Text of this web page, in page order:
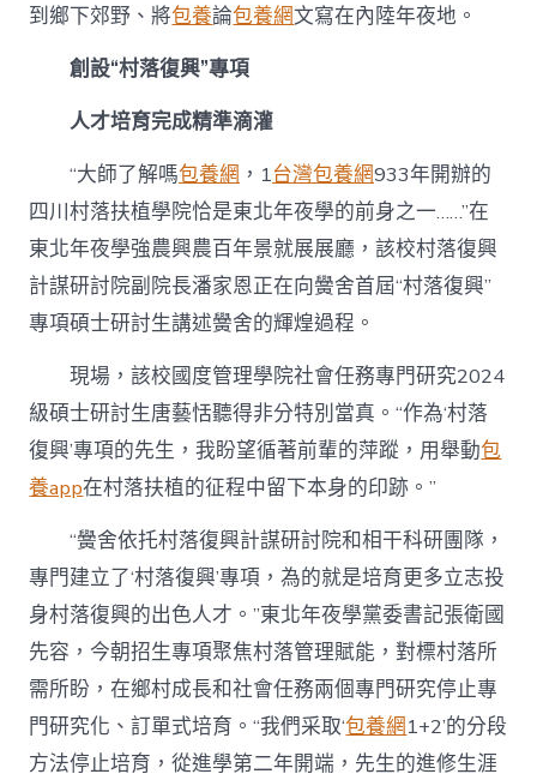
到鄉下郊野、將包養論包養網文寫在內陸年夜地。
創設“村落復興”專項
人才培育完成精準滴灌
“大師了解嗎包養網 ，1台灣包養網933年開辦的
四川村落扶植學院恰是東北年夜學的前身之一……”在
東北年夜學強農興農百年景就展展廳，該校村落復興
計謀研討院副院長潘家恩正在向黌舍首屆“村落復興”
專項碩士研討生講述黌舍的輝煌過程。
現場，該校國度管理學院社會任務專門研究2024
級碩士研討生唐藝恬聽得非分特別當真。“作為‘村落
復興’專項的先生，我盼望循著前輩的萍蹤，用舉動包
養app在村落扶植的征程中留下本身的印跡。”
“黌舍依托村落復興計謀研討院和相干科研團隊，
專門建立了‘村落復興’專項，為的就是培育更多立志投
身村落復興的出色人才。”東北年夜學黨委書記張衛國
先容，今朝招生專項聚焦村落管理賦能，對標村落所
需所盼，在鄉村成長和社會任務兩個專門研究停止專
門研究化、訂單式培育。“我們采取‘包養網1+2’的分段
方法停止培育，從進學第二年開端，先生的進修生涯